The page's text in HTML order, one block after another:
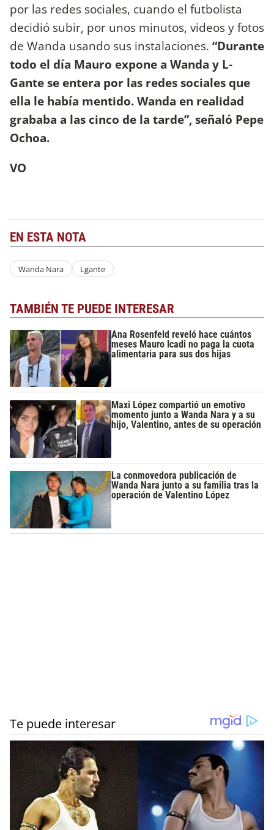
por las redes sociales, cuando el futbolista
decidió subir, por unos minutos, videos y fotos
de Wanda usando sus instalaciones. “Durante
todo el día Mauro expone a Wanda y L-
Gante se entera por las redes sociales que
ella le había mentido. Wanda en realidad
grababa a las cinco de la tarde”, señaló Pepe
Ochoa.
VO
EN ESTA NOTA
Wanda Nara Lgante
TAMBIÉN TE PUEDE INTERESAR
Ana Rosenfeld reveló hace cuántos
meses Mauro Icadi no paga la cuota
alimentaria para sus dos hijas
Maxi López compartió un emotivo
momento junto a Wanda Nara y a su
hijo, Valentino, antes de su operación
La conmovedora publicación de
Wanda Nara junto a su familia tras la
operación de Valentino López